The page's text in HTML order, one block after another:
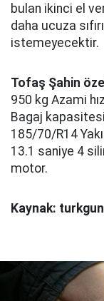
bulan ikinci el
daha ucuza
istemeyecektir.
Tofaş Şahin
950 kg Azami
Bagaj
185/70/R14
13.1 saniye 4
motor.
Kaynak: